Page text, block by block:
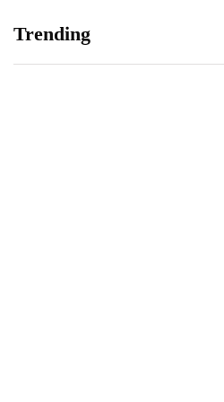
Trending